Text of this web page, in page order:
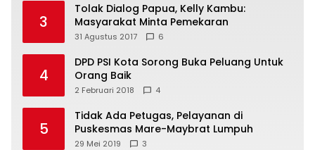
3
Tolak Dialog Papua, Kelly Kambu:
Masyarakat Minta Pemekaran
31 Agustus 2017 6
4
DPD PSI Kota Sorong Buka Peluang Untuk
Orang Baik
2 Februari 2018 4
5
Tidak Ada Petugas, Pelayanan di
Puskesmas Mare-Maybrat Lumpuh
29 Mei 2019 3